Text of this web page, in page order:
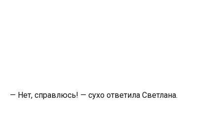
— Нет, справлюсь! — сухо ответила Светлана.